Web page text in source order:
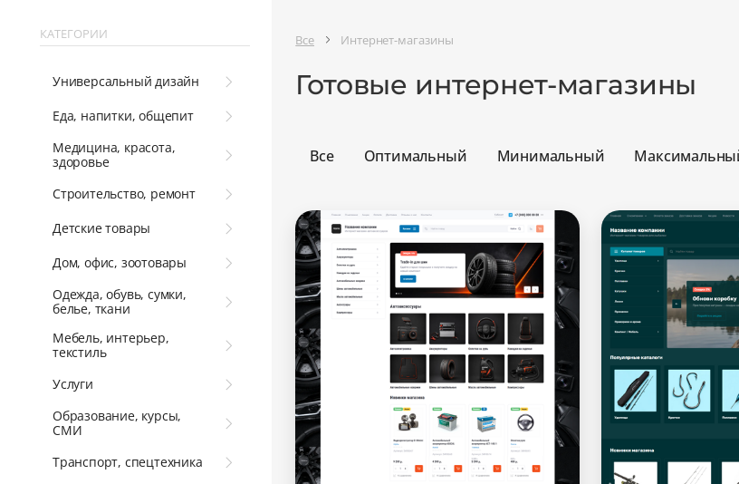
КАТЕГОРИИ
Универсальный дизайн
Еда, напитки, общепит
Медицина, красота,
здоровье
Строительство, ремонт
Детские товары
Дом, офис, зоотовары
Одежда, обувь, сумки,
белье, ткани
Мебель, интерьер,
текстиль
Услуги
Образование, курсы,
СМИ
Транспорт, спецтехника
Все Интернет-магазины
Готовые интернет-магазины
Все Оптимальный Минимальный